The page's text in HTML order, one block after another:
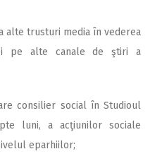
alte trusturi media în vederea
pe alte canale de ştiri a
consilier social în Studioul
luni, a acţiunilor sociale
eparhiilor;